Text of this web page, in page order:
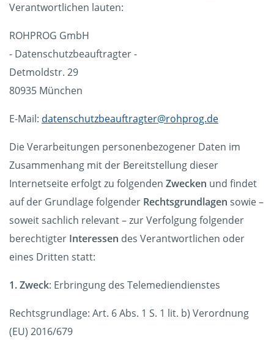
Verantwortlichen lauten:
ROHPROG GmbH
- Datenschutzbeauftragter -
Detmoldstr. 29
80935 München
E-Mail: datenschutzbeauftragter@rohprog.de
Die Verarbeitungen personenbezogener Daten im
Zusammenhang mit der Bereitstellung dieser
Internetseite erfolgt zu folgenden Zwecken und findet
auf der Grundlage folgender Rechtsgrundlagen sowie –
soweit sachlich relevant – zur Verfolgung folgender
berechtigter Interessen des Verantwortlichen oder
eines Dritten statt:
1. Zweck: Erbringung des Telemediendienstes
Rechtsgrundlage: Art. 6 Abs. 1 S. 1 lit. b) Verordnung
(EU) 2016/679